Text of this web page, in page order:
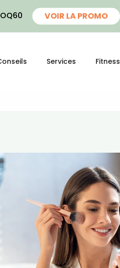
VOIR LA PROMO
Services Fitness